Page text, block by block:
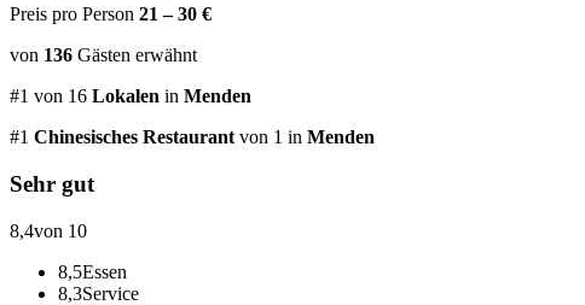
Preis pro Person 21 – 30 €
von 136 Gästen erwähnt
#1 von 16 Lokalen in Menden
#1 Chinesisches Restaurantvon 1 in Menden
Sehr gut
8,4von 10
8,5Essen
8,3Service